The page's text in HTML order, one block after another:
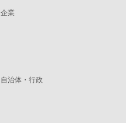
企業
自治体・行政